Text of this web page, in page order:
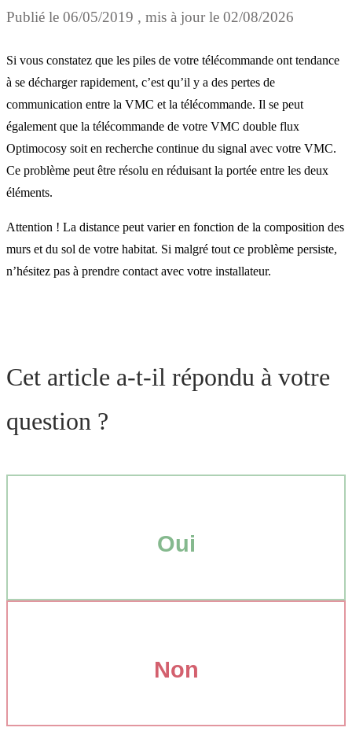
Publié le 06/05/2019 , mis à jour le 02/08/2026
Si vous constatez que les piles de votre télécommande ont tendance
à se décharger rapidement, c’est qu’il y a des pertes de
communication entre la VMC et la télécommande. Il se peut
également que la télécommande de votre VMC double flux
Optimocosy soit en recherche continue du signal avec votre VMC.
Ce problème peut être résolu en réduisant la portée entre les deux
éléments.
Attention ! La distance peut varier en fonction de la composition des
murs et du sol de votre habitat. Si malgré tout ce problème persiste,
n’hésitez pas à prendre contact avec votre installateur.
Cet article a-t-il répondu à votre
question ?
Oui
Non